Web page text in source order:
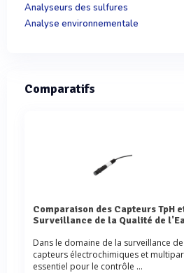
Analyseurs des sulfures
Analyse environnementale
Comparatifs
Comparaison des Capteurs TpH et CTD48 H2S pour la
Surveillance de la Qualité de
Dans le domaine de la surveillance
capteurs électrochimiques et
essentiel pour le contrôle ...